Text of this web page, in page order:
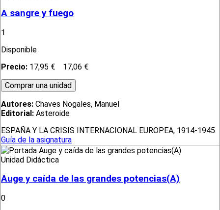
A sangre y fuego
1
Disponible
Precio: 17,95 € 17,06 €
Autores: Chaves Nogales, Manuel
Editorial: Asteroide
ESPAÑA Y LA CRISIS INTERNACIONAL EUROPEA, 1914-1945
Guía de la asignatura
Unidad Didáctica
Auge y caída de las grandes potencias(A)
0